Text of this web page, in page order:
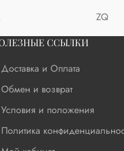
ZQ
ССЫЛКИ
Доставка и Оплата
Обмен и возврат
Условия и положения
Политика